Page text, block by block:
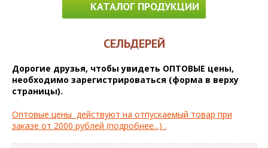
КАТАЛОГ ПРОДУКЦИИ
СЕЛЬДЕРЕЙ
Дорогие друзья, чтобы увидеть ОПТОВЫЕ цены,
необходимо зарегистрироваться (форма в верху
страницы).
Оптовые цены действуют на отпускаемый товар при
заказе от 2000 рублей (подробнее...) .